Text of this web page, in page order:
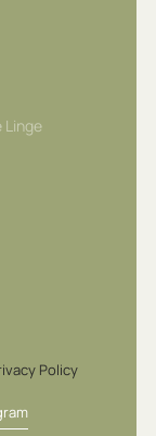
Linge
Policy